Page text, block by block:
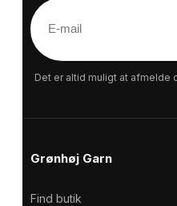
E
m
a
Det er altid muligt at afmelde
Grønhøj Garn
Find butik